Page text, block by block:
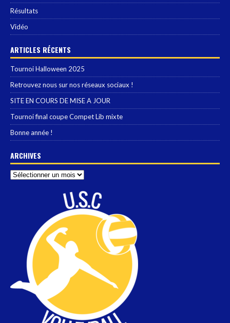
Résultats
Vidéo
ARTICLES RÉCENTS
Tournoi Halloween 2025
Retrouvez nous sur nos réseaux sociaux !
SITE EN COURS DE MISE A JOUR
Tournoi final coupe Compet Lib mixte
Bonne année !
ARCHIVES